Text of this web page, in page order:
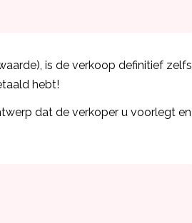
is de verkoop definitief zelfs
hebt!
dat de verkoper u voorlegt en